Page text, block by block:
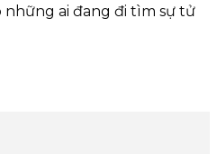
những ai đang đi tìm sự tử